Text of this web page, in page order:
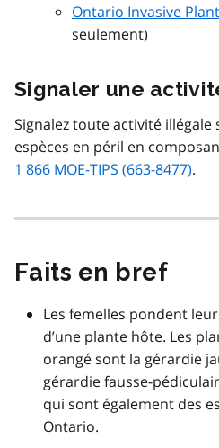
Ontario Invasive
seulement)
Signaler une
Signalez toute activité
espèces en péril en
1 866 MOE-TIPS (663-8477).
Faits en bref
Les femelles pondent
d’une plante hôte. Les
orangé sont la gérardie
gérardie fausse-
qui sont également des
Ontario.